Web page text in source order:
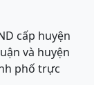
cấp huyện
và huyện
phố trực